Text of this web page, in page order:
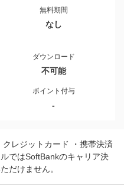
無料期間
なし
ダウンロード
不可能
ポイント付与
-
クレジットカード ・携帯決済
ではSoftBankのキャリア決
だけません。